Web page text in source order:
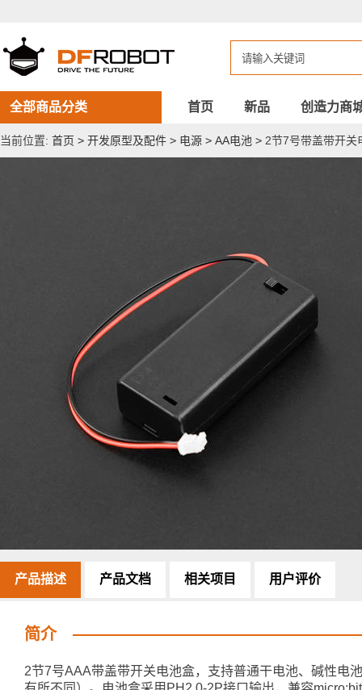
号
带
盖
带
开
关
电
池
全部商品分类 首页 新品 创造力商
当前位置: 首页 > 开发原型及配件 > 电源 > AA电池 > 2节7号带盖带开关
产品描述 产品文档 相关项目 用户评价
简介
2节7号AAA带盖带开关电池盒，支持普通干电池、碱性电